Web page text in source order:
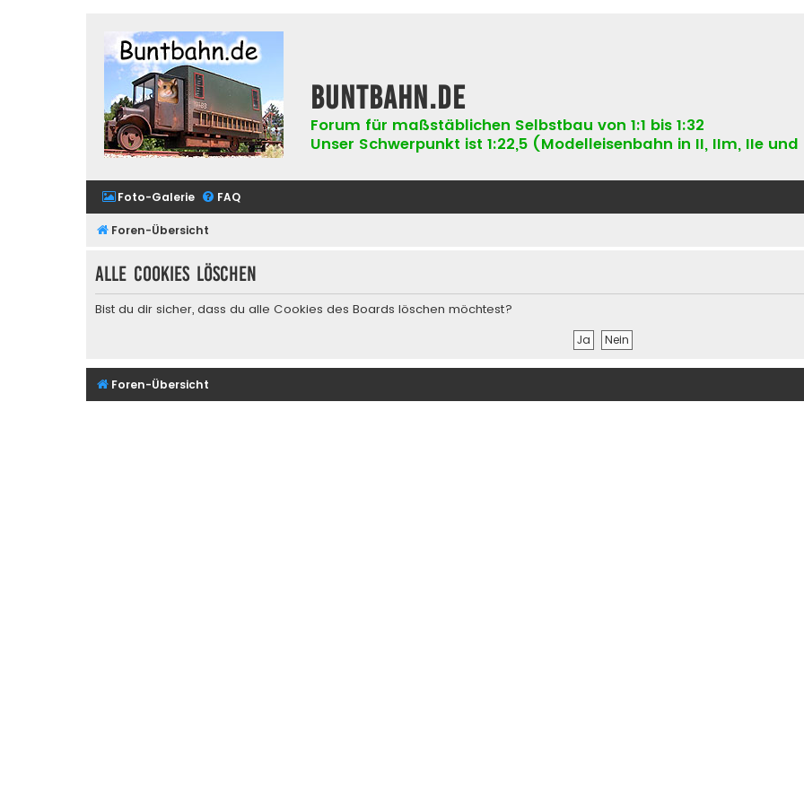
buntbahn.de
Forum für maßstäblichen Selbstbau von 1:1 bis 1:32
Unser Schwerpunkt ist 1:22,5 (Modelleisenbahn in II, IIm, IIe
Foto-Galerie FAQ
Foren-Übersicht
Alle Cookies löschen
Bist du dir sicher, dass du alle Cookies des Boards löschen möchtest?
Foren-Übersicht